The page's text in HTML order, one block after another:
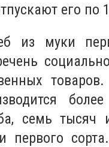
его по
из муки
семь тысяч
первого